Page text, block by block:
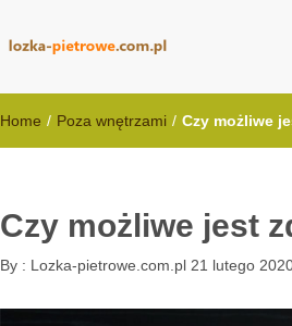
Home / Poza wnętrzami / Czy możliwe
Czy możliwe jest
By : Lozka-pietrowe.com.pl 21 lutego